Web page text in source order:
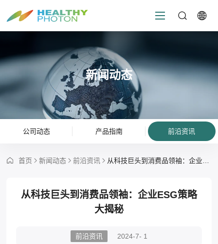
新闻动态
公司动态 产品指南 前沿资讯
首页 新闻动态 前沿资讯 从科技巨头到消费品领袖：企业ESG策略大揭秘
从科技巨头到消费品领袖：企业ESG策略
大揭秘
前沿资讯 2024-7- 1